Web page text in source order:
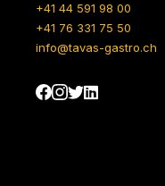
+41 44 591 98 00
+41 76 331 75 50
info@tavas-gastro.ch